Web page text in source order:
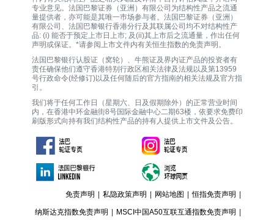
专业意见。法国巴黎证券（亚洲）有限公司为结构性产品之流通
量提供者，亦可能是其唯一巿场参与者。法国巴黎证券（亚洲）
有限公司、法国巴黎银行香港分行及其联属公司均不对结构性产
品: (i) 能否于预定上市日上市; 及(ii)其上市后之流通量，作出任何
声明或保证。*请参阅上市文件内有关恒生指数的免责声明。
法国巴黎银行认股证（窝轮）、牛熊证及界内证产品的投资者有
责任确保他们遵守香港特别行政区相关法律及法规以及第13959
号行政命令(经修订)以及任何随后的官方指南的相关法规及官方指
引。
我们将于任何工作日（星期六、日及假期除外）的正常营业时间
内，在香港中环金融街8号国际金融中心二期63楼，依要求免费印
刷版形式向持有我们结构性产品的持有人提供上市文件及公告。
免责声明 私隐政策声明 网站地图 恒指免责声明
纳斯达克指数免责声明 MSCI中国A50互联互通指数免责声明